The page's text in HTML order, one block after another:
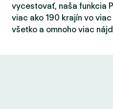
vycestovať, naša funkcia
viac ako 190 krajín vo
všetko a omnoho viac